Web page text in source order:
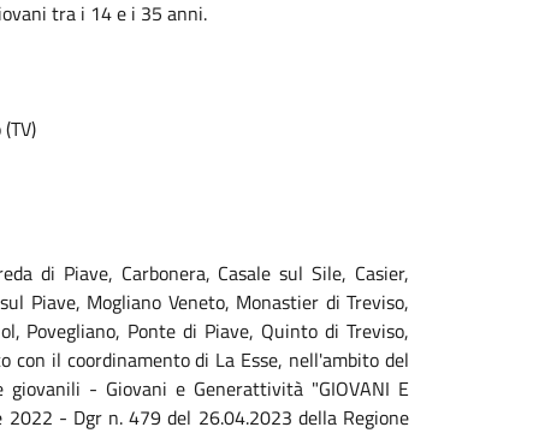
tra i 14 e i 35 anni.
di Piave, Carbonera, Casale sul Sile, Casier,
Piave, Mogliano Veneto, Monastier di Treviso,
Povegliano, Ponte di Piave, Quinto di Treviso,
con il coordinamento di La Esse, nell'ambito del
- Giovani e Generattività "GIOVANI E
2022 - Dgr n. 479 del 26.04.2023 della Regione